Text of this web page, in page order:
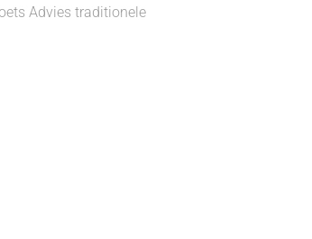
Advies traditionele